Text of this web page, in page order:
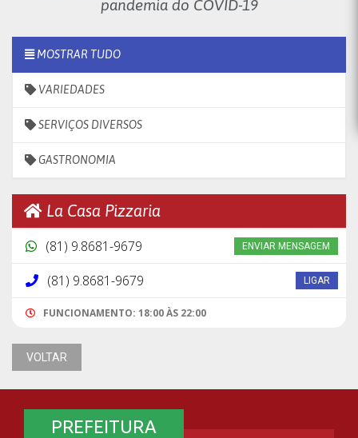
pandemia do COVID-19
MOSTRAR TUDO
VARIEDADES
SERVIÇOS DIVERSOS
GASTRONOMIA
La Casa Pizzaria
(81) 9.8681-9679 ENVIAR MENSAGEM
(81) 9.8681-9679 LIGAR
FUNCIONAMENTO: 18:00 ÀS 22:00
VOLTAR
PREFEITURA